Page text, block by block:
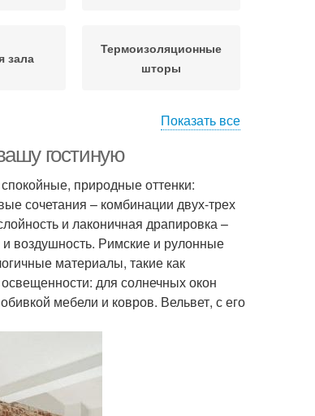
зала
Термоизоляционные
шторы
Показать все
гостиную
природные оттенки:
сочетания – комбинации двух-трех
и лаконичная драпировка –
воздушность. Римские и рулонные
материалы, такие как
для солнечных окон
мебели и ковров. Вельвет, с его